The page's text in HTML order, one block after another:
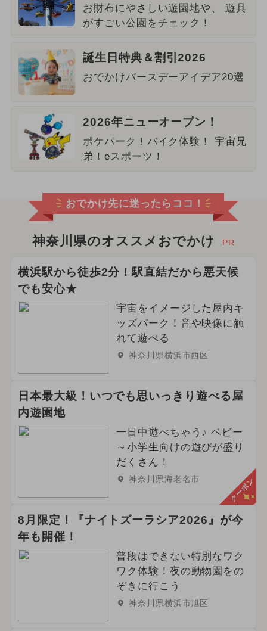
お財布にやさしい遊園地や、 遊具
がすごい公園をチェック！
誕生日特典＆割引2026
おでかけバースデーアイデア20選
2026年ニューオープン！
ポケパーク！バイク体験！ 宇宙兄
弟！eスポーツ！
おでかけ先に迷ったらココ！
神奈川県のオススメおでかけ PR
横浜駅から徒歩2分！駅直結だから悪天候
でも安心★
宇宙をイメージした屋内キ
ッズパーク！音や映像に触
れて遊べる
神奈川県横浜市西区
日本最大級！いつでも思いっきり遊べる屋
内遊園地
一日中遊べちゃう♪ ベビー
～小学生向けの遊びが盛り
だくさん！
神奈川県海老名市 クーポン
8月限定！『ナイトズーラシア2026』が今
年も開催！
普段はできない特別なワク
ワク体験！夜の動物園をの
ぞきに行こう
神奈川県横浜市旭区